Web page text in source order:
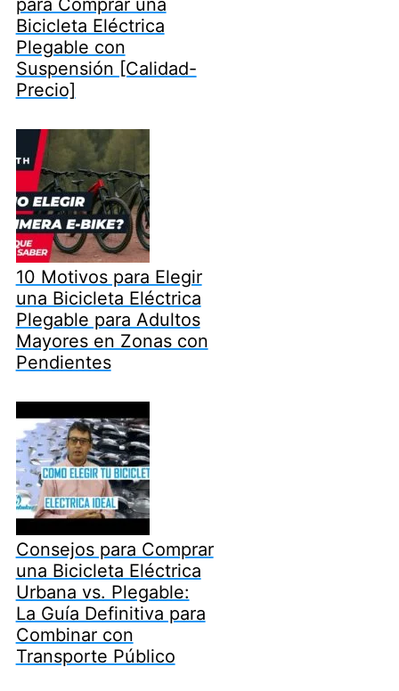
para Comprar una
Bicicleta Eléctrica
Plegable con
Suspensión [Calidad-
Precio]
10 Motivos para Elegir
una Bicicleta Eléctrica
Plegable para Adultos
Mayores en Zonas con
Pendientes
Consejos para Comprar
una Bicicleta Eléctrica
Urbana vs. Plegable:
La Guía Definitiva para
Combinar con
Transporte Público